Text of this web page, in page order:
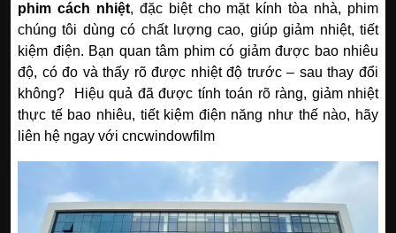
phim cách nhiệt, đặc biệt cho mặt kính tòa nhà, phim
chúng tôi dùng có chất lượng cao, giúp giảm nhiệt, tiết
kiệm điện. Bạn quan tâm phim có giảm được bao nhiêu
độ, có đo và thấy rõ được nhiệt độ trước – sau thay đổi
không? Hiệu quả đã được tính toán rõ ràng, giảm nhiệt
thực tế bao nhiêu, tiết kiệm điện năng như thế nào, hãy
liên hệ ngay với cncwindowfilm